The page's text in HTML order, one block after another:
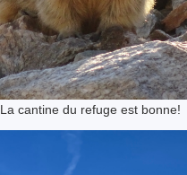
La cantine du refuge est bonne!